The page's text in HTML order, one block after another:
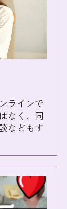
ラインで
なく、同
などもす